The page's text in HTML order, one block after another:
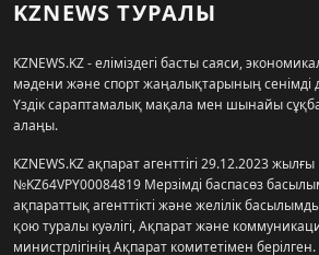
KZNEWS ТУРАЛЫ
KZNEWS.KZ - еліміздегі басты саяси,
мәдени және спорт жаңалықтарының сенімді
Үздік сараптамалық мақала мен шынайы
алаңы.
KZNEWS.KZ ақпарат агенттігі 29.12.2023 жылғы
№KZ64VPY00084819 Мерзімді баспасөз
ақпараттық агенттікті және желілік
қою туралы куәлігі, Ақпарат және
министрлігінің Ақпарат комитетімен берілген.